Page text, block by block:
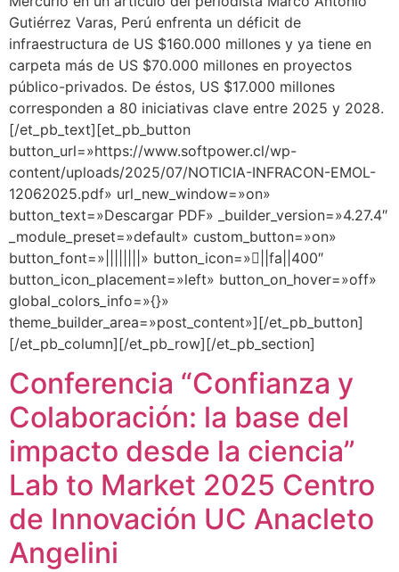
Gutiérrez Varas, Perú enfrenta un déficit de
infraestructura de US $160.000 millones y ya tiene en
carpeta más de US $70.000 millones en proyectos
público-privados. De éstos, US $17.000 millones
corresponden a 80 iniciativas clave entre 2025 y 2028.
[/et_pb_text][et_pb_button
button_url=»https://www.softpower.cl/wp-
content/uploads/2025/07/NOTICIA-INFRACON-EMOL-
12062025.pdf» url_new_window=»on»
button_text=»Descargar PDF» _builder_version=»4.27.4″
_module_preset=»default» custom_button=»on»
button_font=»||||||||» button_icon=»||fa||400″
button_icon_placement=»left» button_on_hover=»off»
global_colors_info=»{}»
theme_builder_area=»post_content»][/et_pb_button]
[/et_pb_column][/et_pb_row][/et_pb_section]
Conferencia “Confianza y
Colaboración: la base del
impacto desde la ciencia”
Lab to Market 2025 Centro
de Innovación UC Anacleto
Angelini